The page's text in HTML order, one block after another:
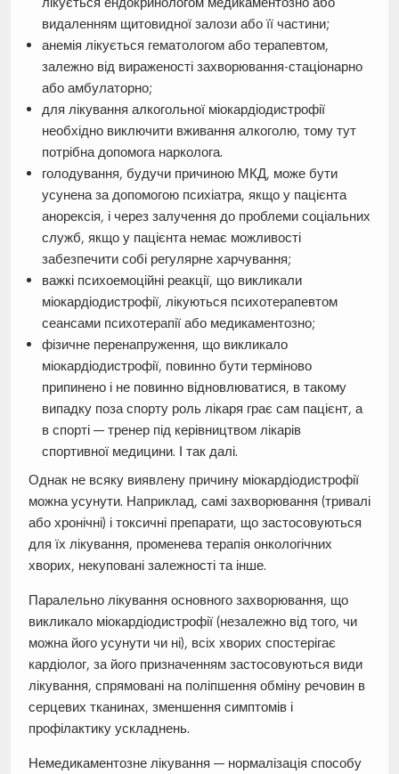
видаленням щитовидної залози або її частини;
анемія лікується гематологом або терапевтом,
залежно від вираженості захворювання-стаціонарно
або амбулаторно;
для лікування алкогольної міокардіодистрофії
необхідно виключити вживання алкоголю, тому тут
потрібна допомога нарколога.
голодування, будучи причиною МКД, може бути
усунена за допомогою психіатра, якщо у пацієнта
анорексія, і через залучення до проблеми соціальних
служб, якщо у пацієнта немає можливості
забезпечити собі регулярне харчування;
важкі психоемоційні реакції, що викликали
міокардіодистрофії, лікуються психотерапевтом
сеансами психотерапії або медикаментозно;
фізичне перенапруження, що викликало
міокардіодистрофії, повинно бути терміново
припинено і не повинно відновлюватися, в такому
випадку поза спорту роль лікаря грає сам пацієнт, а
в спорті — тренер під керівництвом лікарів
спортивної медицини. І так далі.
Однак не всяку виявлену причину міокардіодистрофії
можна усунути. Наприклад, самі захворювання (тривалі
або хронічні) і токсичні препарати, що застосовуються
для їх лікування, променева терапія онкологічних
хворих, некуповані залежності та інше.
Паралельно лікування основного захворювання, що
викликало міокардіодистрофії (незалежно від того, чи
можна його усунути чи ні), всіх хворих спостерігає
кардіолог, за його призначенням застосовуються види
лікування, спрямовані на поліпшення обміну речовин в
серцевих тканинах, зменшення симптомів і
профілактику ускладнень.
Немедикаментозне лікування — нормалізація способу